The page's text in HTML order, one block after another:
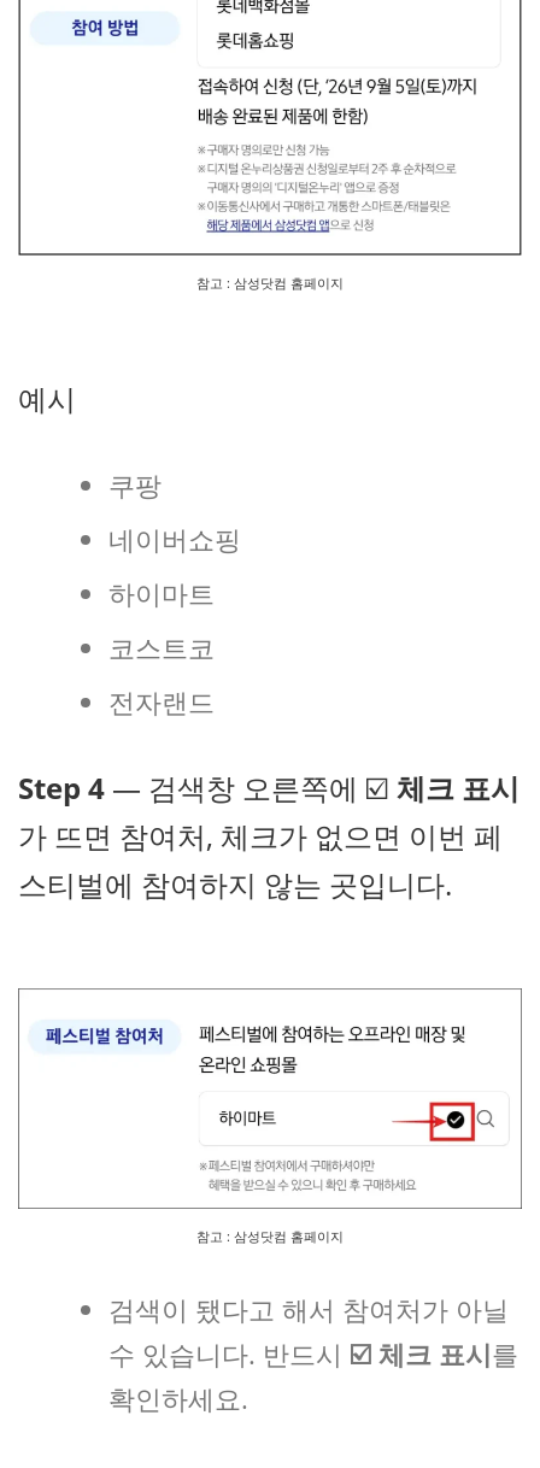
참고 : 삼성닷컴 홈페이지
예시
쿠팡
네이버쇼핑
하이마트
코스트코
전자랜드
Step 4 — 검색창 오른쪽에 ☑️ 체크 표시
가 뜨면 참여처, 체크가 없으면 이번 페
스티벌에 참여하지 않는 곳입니다.
참고 : 삼성닷컴 홈페이지
검색이 됐다고 해서 참여처가 아닐
수 있습니다. 반드시 ☑️ 체크 표시를
확인하세요.